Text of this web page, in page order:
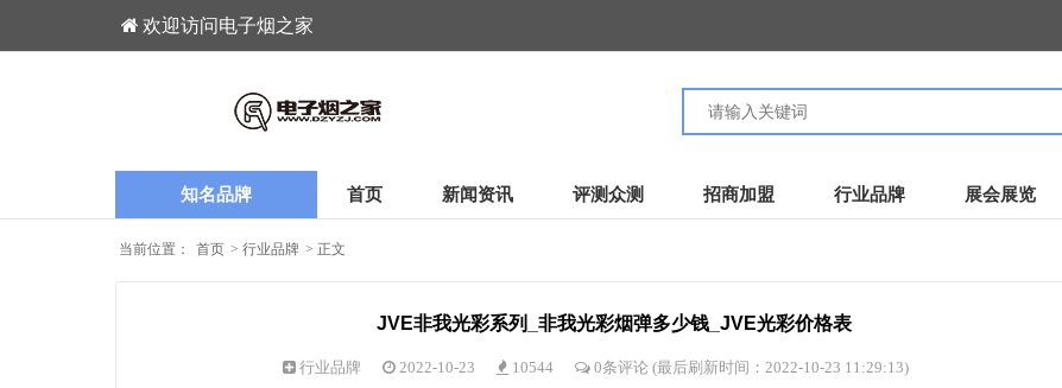
欢迎访问电子烟之家
知名品牌 首页 新闻资讯 评测众测 招商加盟 行业品牌 展会展览
当前位置： 首页 > 行业品牌 > 正文
JVE非我光彩系列_非我光彩烟弹多少钱_JVE光彩价格表
行业品牌 2022-10-23 10544 0条评论(最后刷新时间：2022-10-23 11:29:13)